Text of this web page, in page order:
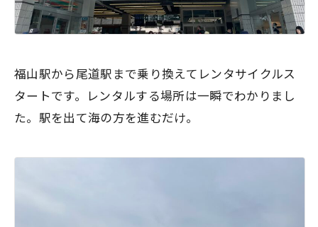
福山駅から尾道駅まで乗り換えてレンタサイクルス
タートです。レンタルする場所は一瞬でわかりまし
た。駅を出て海の方を進むだけ。